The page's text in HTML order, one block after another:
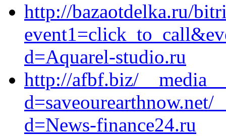
http://bazaotdelka.ru/
d=Aquarel-studio.ru
http://afbf.biz/
d=saveourearthnow.net/
d=News-finance24.ru